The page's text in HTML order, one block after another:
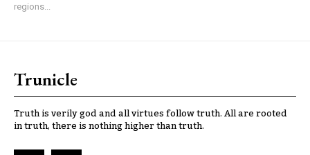
regions...
Trunicle
Truth is verily god and all virtues follow truth. All are rooted
in truth, there is nothing higher than truth.